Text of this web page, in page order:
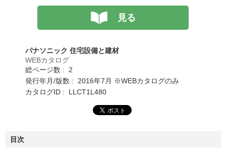
見る
パナソニック 住宅設備と建材
WEBカタログ
総ページ数 : 2
発行年月/版数 : 2016年7月 ※WEBカタログのみ
カタログID : LLCT1L480
目次